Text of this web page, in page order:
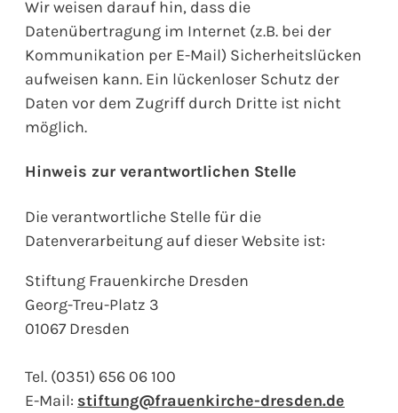
Wir weisen darauf hin, dass die
Datenübertragung im Internet (z.B. bei der
Kommunikation per E-Mail) Sicherheitslücken
aufweisen kann. Ein lückenloser Schutz der
Daten vor dem Zugriff durch Dritte ist nicht
möglich.
Hinweis zur verantwortlichen Stelle
Die verantwortliche Stelle für die
Datenverarbeitung auf dieser Website ist:
Stiftung Frauenkirche Dresden
Georg-Treu-Platz 3
01067 Dresden
Tel. (0351) 656 06 100
E-Mail: stiftung@frauenkirche-dresden.de